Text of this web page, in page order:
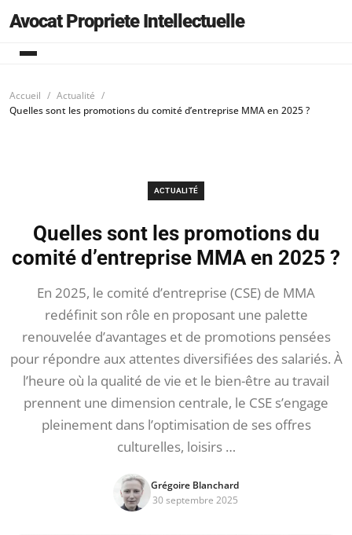
Avocat Propriete Intellectuelle
Accueil
Actualité
Quelles sont les promotions du comité d’entreprise MMA en 2025 ?
ACTUALITÉ
Quelles sont les promotions du
comité d’entreprise MMA en 2025 ?
En 2025, le comité d’entreprise (CSE) de MMA
redéfinit son rôle en proposant une palette
renouvelée d’avantages et de promotions pensées
pour répondre aux attentes diversifiées des salariés. À
l’heure où la qualité de vie et le bien-être au travail
prennent une dimension centrale, le CSE s’engage
pleinement dans l’optimisation de ses offres
culturelles, loisirs …
Grégoire Blanchard
30 septembre 2025